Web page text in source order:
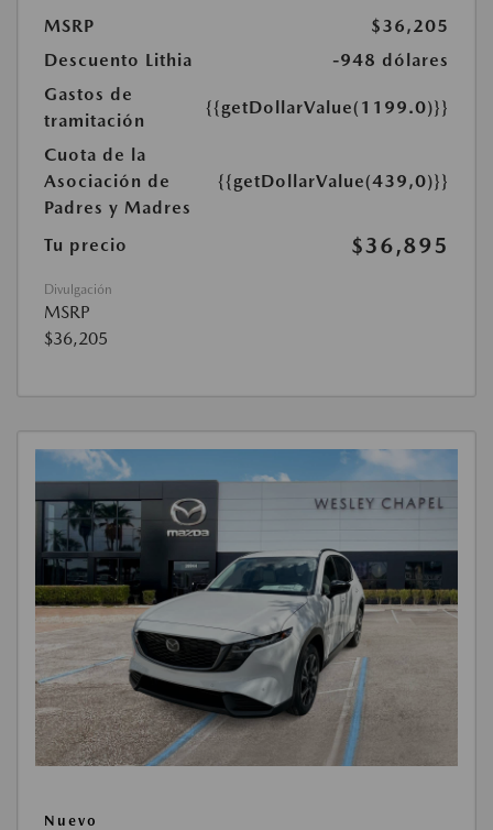
MSRP
$36,205
Descuento Lithia
-948 dólares
Gastos de
tramitación
{{getDollarValue(1199.0)}}
Cuota de la
Asociación de
Padres y Madres
{{getDollarValue(439,0)}}
Tu precio $36,895
Divulgación
MSRP
$36,205
Nuevo